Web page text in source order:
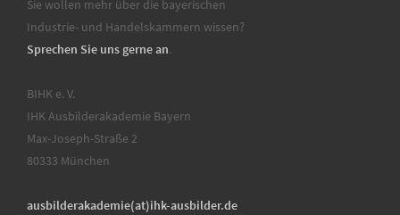
Sie wollen mehr über die bayerischen
Industrie- und Handelskammern wissen?
Sprechen Sie uns gerne an.
BIHK e. V.
IHK Ausbilderakademie Bayern
Max-Joseph-Straße 2
80333 München
ausbilderakademie(at)ihk-ausbilder.de